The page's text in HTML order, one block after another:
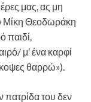
μας, ας μη
Μίκη Θεοδωράκη
παιδί,
μ’ ένα καρφί
θαρρώ»).
πατρίδα του δεν